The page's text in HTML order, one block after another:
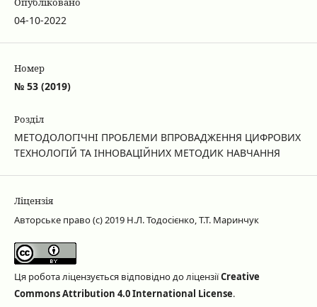
04-10-2022
Номер
№ 53 (2019)
Розділ
МЕТОДОЛОГІЧНІ ПРОБЛЕМИ ВПРОВАДЖЕННЯ ЦИФРОВИХ
ТЕХНОЛОГІЙ ТА ІННОВАЦІЙНИХ МЕТОДИК НАВЧАННЯ
Ліцензія
Авторське право (c) 2019 Н.Л. Тодосієнко, Т.Т. Маринчук
Ця робота ліцензується відповідно до ліцензіїCreative
Commons Attribution 4.0 International License.